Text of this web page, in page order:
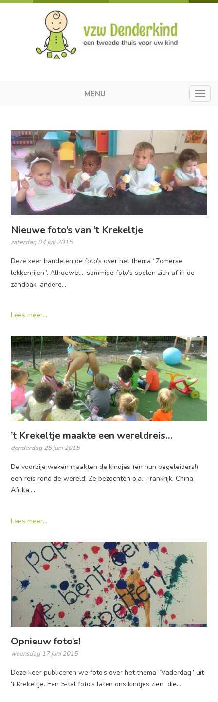
MENU
Nieuwe foto’s van ’t Krekeltje
zaterdag 04 juli 2015
Deze keer handelen de foto’s over het thema “Zomerse
lekkernijen”. Alhoewel… sommige foto’s spelen zich af in de
zandbak, andere…
Lees meer...
’t Krekeltje maakte een wereldreis…
donderdag 25 juni 2015
De voorbije weken maakten de kindjes (en hun begeleiders!)
een reis rond de wereld. Ze bezochten o.a.: Frankrijk, China,
Afrika,…
Lees meer...
Opnieuw foto’s!
woensdag 17 juni 2015
Deze keer publiceren we foto’s over het thema “Vaderdag” uit
’t Krekeltje. Een 5-tal foto’s laten ons kindjes zien die…